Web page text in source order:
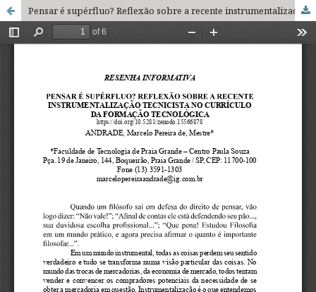
Pensar é supérfluo? Reflexão sobre a recente instrumentalização tecnicista no currículo da formação tecnológica